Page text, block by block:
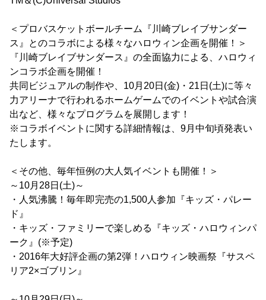
＜プロバスケットボールチーム『川崎ブレイブサンダー
ス』とのコラボによる様々なハロウィン企画を開催！＞
『川崎ブレイブサンダース』の全面協力による、ハロウィ
ンコラボ企画を開催！
共同ビジュアルの制作や、10月20日(金)・21日(土)に等々
力アリーナで行われるホームゲームでのイベントや試合演
出など、様々なプログラムを展開します！
※コラボイベントに関する詳細情報は、9月中旬頃発表い
たします。
＜その他、毎年恒例の大人気イベントも開催！＞
～10月28日(土)～
・人気沸騰！毎年即完売の1,500人参加『キッズ・パレー
ド』
・キッズ・ファミリーで楽しめる『キッズ・ハロウィンパ
ーク』(※予定)
・2016年大好評企画の第2弾！ハロウィン映画祭『サスペ
リア2×ゴブリン』